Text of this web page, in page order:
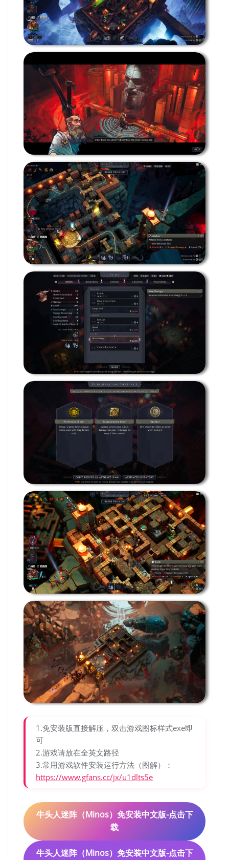
1.免安装版直接解压，双击游戏图标样式exe即
可
2.游戏请放在全英文路径
3.常用游戏软件安装运行方法（图解）：
https://www.gfans.cc/jx/u1dlts5e
牛头人迷阵（Minos）免安装中文版-点击下
载
牛头人迷阵（Minos）免安装中文版-点击下